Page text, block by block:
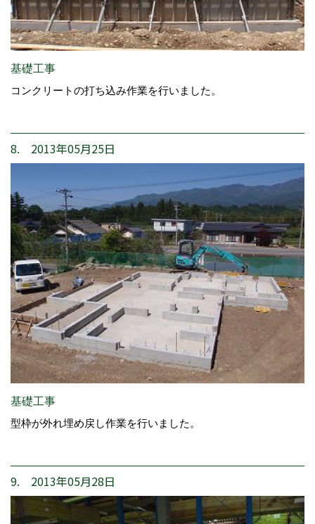
基礎工事
コンクリートの打ち込み作業を行いました。
8. 2013年05月25日
基礎工事
型枠が外れ埋め戻し作業を行いました。
9. 2013年05月28日